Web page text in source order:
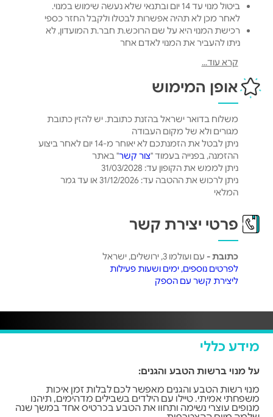
ביטול מנוי עד 14 יום ובתנאי שלא נעשה שימוש במנוי.
לאחר מכן לא תהיה אפשרות לבטלו ולקבל החזר כספי
רכישת המנוי היא על שם הרוכש.ת חבר.ת המועדון, לא
ניתן להעביר את המנוי לאדם אחר
קרא עוד...
אופן המימוש
משלוח בדואר ישראל בהזנת כתובת. יש להזין כתובת
מגורים ולא של מקום העבודה
ניתן לבטל את הזמנתכם לא יאוחר מ-14 יום לאחר ביצוע
ההזמנה, בפנייה בעמוד "צור קשר" באתר
ניתן לממש את הקופון עד: 31/03/2028
ניתן לרכוש את ההטבה עד: 31/12/2026 או עד גמר
המלאי
פרטי יצירת קשר
כתובת - עם ועולמו 3, ירושלים, ישראל
לפרטים נוספים, ימים ושעות פעילות
ליצירת קשר עם הספק
מידע כללי
על מנוי ברשות הטבע והגנים:
מנוי רשות הטבע והגנים מאפשר לכם לבלות זמן איכות
משפחתי אמיתי. טיילו עם הילדים בשבילים מדהימים, תיהנו
מנופים עוצרי נשימה ותחוו את הטבע בכרטיס אחד במשך שנה